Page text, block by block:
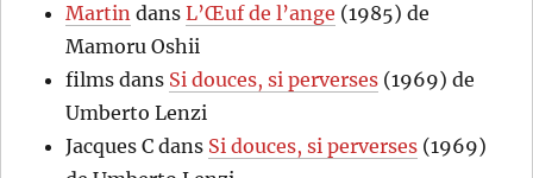
Martin dansL’Œuf de l’ange (1985) de
Mamoru Oshii
films dans Si douces, si perverses (1969) de
Umberto Lenzi
Jacques C dans Si douces, si perverses (1969)